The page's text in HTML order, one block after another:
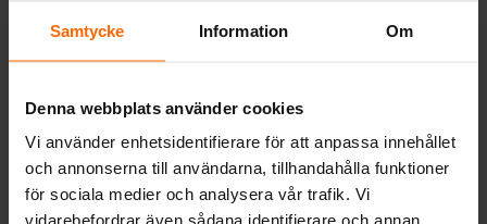
Samtycke Information Om
Denna webbplats använder cookies
Vi använder enhetsidentifierare för att anpassa innehållet
och annonserna till användarna, tillhandahålla funktioner
för sociala medier och analysera vår trafik. Vi
vidarebefordrar även sådana identifierare och annan
0707141433
Klicka här
Vägbeskrivning
Visa på kartan
0705366851
Klicka här
Vägbeskrivning
Visa på kartan